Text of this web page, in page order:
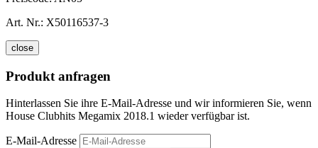
Art. Nr.: X50116537-3
close
Produkt anfragen
Hinterlassen Sie ihre E-Mail-Adresse und wir informieren Sie, wenn
House Clubhits Megamix 2018.1 wieder verfügbar ist.
E-Mail-Adresse